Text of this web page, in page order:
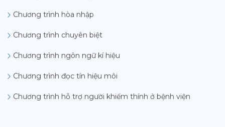
Chương trình hòa nhập
Chương trình chuyên biệt
Chương trình ngôn ngữ kí hiệu
Chương trình đọc tín hiệu môi
Chương trình hỗ trợ người khiếm thính ở bệnh viện